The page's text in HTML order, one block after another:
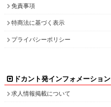
免責事項
特商法に基づく表示
プライバシーポリシー
ドカント発インフォメーション
求人情報掲載について